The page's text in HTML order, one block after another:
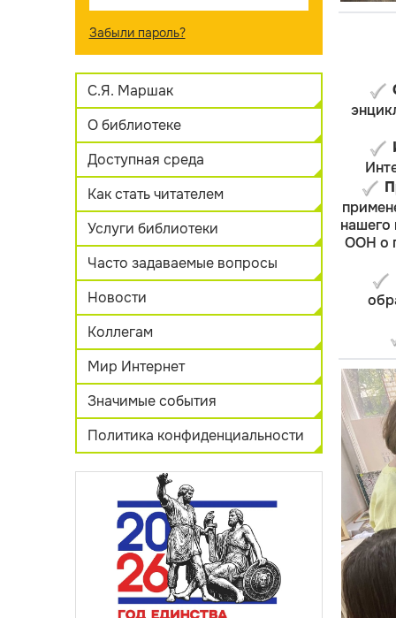
Забыли пароль?
С.Я. Маршак
О библиотеке
Доступная среда
Как стать читателем
Услуги библиотеки
Часто задаваемые вопросы
Новости
Коллегам
Мир Интернет
Значимые события
Политика конфиденциальности
нашего
ООН о